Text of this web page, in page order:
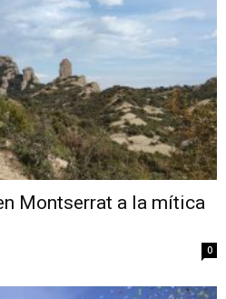
Montserrat a la mítica
0